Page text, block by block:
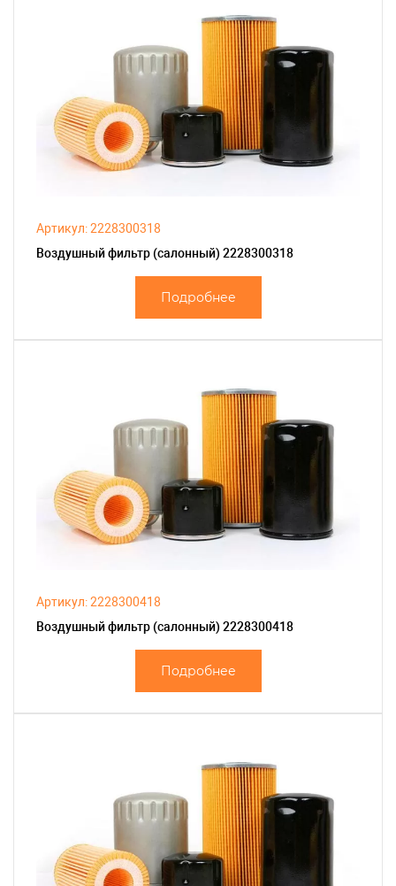
Артикул: 2228300318
Воздушный фильтр (салонный) 2228300318
Подробнее
Артикул: 2228300418
Воздушный фильтр (салонный) 2228300418
Подробнее